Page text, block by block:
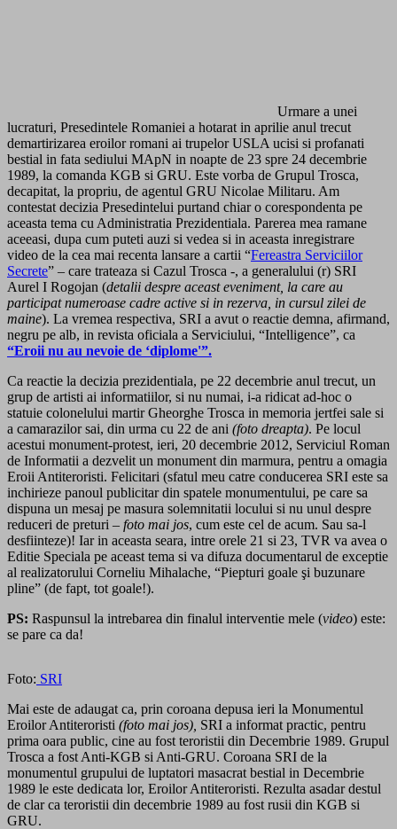
Urmare a unei
lucraturi, Presedintele Romaniei a hotarat in aprilie anul trecut
demartirizarea eroilor romani ai trupelor USLA ucisi si profanati
bestial in fata sediului MApN in noapte de 23 spre 24 decembrie
1989, la comanda KGB si GRU. Este vorba de Grupul Trosca,
decapitat, la propriu, de agentul GRU Nicolae Militaru. Am
contestat decizia Presedintelui purtand chiar o corespondenta pe
aceasta tema cu Administratia Prezidentiala. Parerea mea ramane
aceeasi, dupa cum puteti auzi si vedea si in aceasta inregistrare
video de la cea mai recenta lansare a cartii “Fereastra Serviciilor
Secrete” – care trateaza si Cazul Trosca -, a generalului (r) SRI
Aurel I Rogojan (detalii despre aceast eveniment, la care au
participat numeroase cadre active si in rezerva, in cursul zilei de
maine). La vremea respectiva, SRI a avut o reactie demna, afirmand,
negru pe alb, in revista oficiala a Serviciului, “Intelligence”, ca
“Eroii nu au nevoie de ‘diplome'”.
Ca reactie la decizia prezidentiala, pe 22 decembrie anul trecut, un
grup de artisti ai informatiilor, si nu numai, i-a ridicat ad-hoc o
statuie colonelului martir Gheorghe Trosca in memoria jertfei sale si
a camarazilor sai, din urma cu 22 de ani (foto dreapta). Pe locul
acestui monument-protest, ieri, 20 decembrie 2012, Serviciul Roman
de Informatii a dezvelit un monument din marmura, pentru a omagia
Eroii Antiteroristi. Felicitari (sfatul meu catre conducerea SRI este sa
inchirieze panoul publicitar din spatele monumentului, pe care sa
dispuna un mesaj pe masura solemnitatii locului si nu unul despre
reduceri de preturi – foto mai jos, cum este cel de acum. Sau sa-l
desfiinteze)! Iar in aceasta seara, intre orele 21 si 23, TVR va avea o
Editie Speciala pe aceast tema si va difuza documentarul de exceptie
al realizatorului Corneliu Mihalache, “Piepturi goale şi buzunare
pline” (de fapt, tot goale!).
PS: Raspunsul la intrebarea din finalul interventie mele (video) este:
se pare ca da!
Foto: SRI
Mai este de adaugat ca, prin coroana depusa ieri la Monumentul
Eroilor Antiteroristi (foto mai jos), SRI a informat practic, pentru
prima oara public, cine au fost teroristii din Decembrie 1989. Grupul
Trosca a fost Anti-KGB si Anti-GRU. Coroana SRI de la
monumentul grupului de luptatori masacrat bestial in Decembrie
1989 le este dedicata lor, Eroilor Antiteroristi. Rezulta asadar destul
de clar ca teroristii din decembrie 1989 au fost rusii din KGB si
GRU.